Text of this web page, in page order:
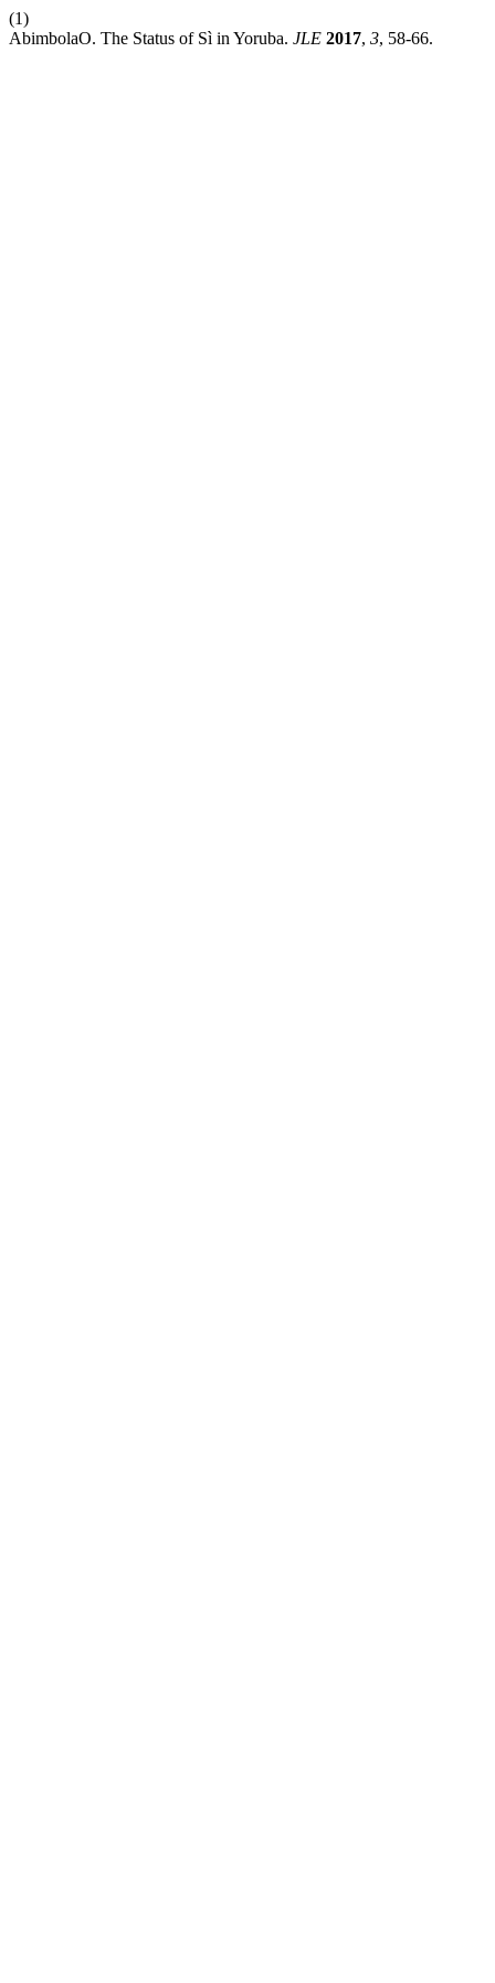
(1)
AbimbolaO. The Status of Sì in Yoruba. JLE 2017, 3, 58-66.